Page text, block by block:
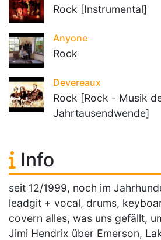
Rock [Instrumental]
Anyone
Rock
Devereaux
Rock [Rock - Musik
Jahrtausendwende]
Info
seit 12/1999, noch im
leadgit + vocal, drums,
covern alles, was uns gefällt,
Jimi Hendrix über Emerson,